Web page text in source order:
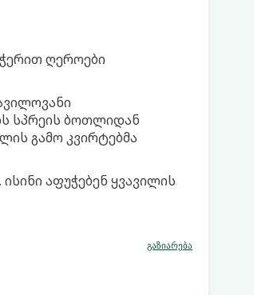
ღეროები
სპრეის ბოთლიდან
გამო კვირტებმა
აფუჭებენ ყვავილის
გაზიარება